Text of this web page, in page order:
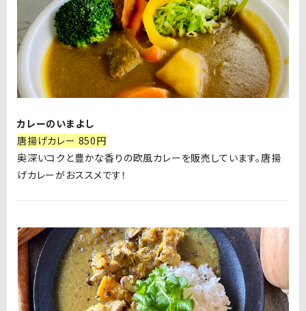
カレーのいまよし
唐揚げカレー 850円
奥深いコクと豊かな香りの欧風カレーを販売しています。唐揚
げカレーがおススメです！